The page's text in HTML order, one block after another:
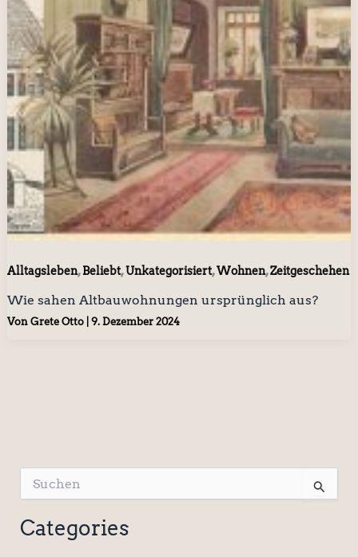
Alltagsleben,Beliebt,Unkategorisiert,Wohnen,Zeitgeschehen
Wie sahen Altbauwohnungen ursprünglich aus?
Von Grete Otto 9. Dezember 2024
u
c
h
Categories